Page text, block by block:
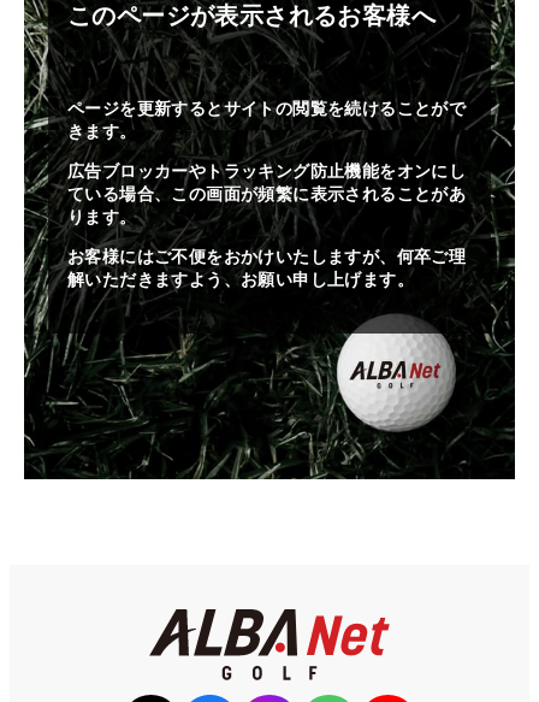
このページが表示されるお客様へ
ページを更新するとサイトの閲覧を続けることがで
きます。
広告ブロッカーやトラッキング防止機能をオンにし
ている場合、この画面が頻繁に表示されることがあ
ります。
お客様にはご不便をおかけいたしますが、何卒ご理
解いただきますよう、お願い申し上げます。